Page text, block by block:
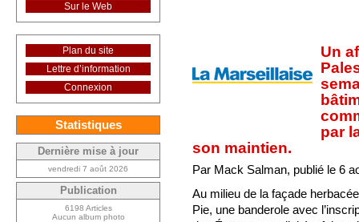
Un
par
son maintien.
Par Mack Salman, publié le 6
Au milieu de la façade
Pie, une banderole avec
Sur le Web
Plan du site
Lettre d’information
Connexion
Statistiques
Dernière mise à jour
vendredi 7 août 2026
Publication
6198 Articles
Aucun album photo